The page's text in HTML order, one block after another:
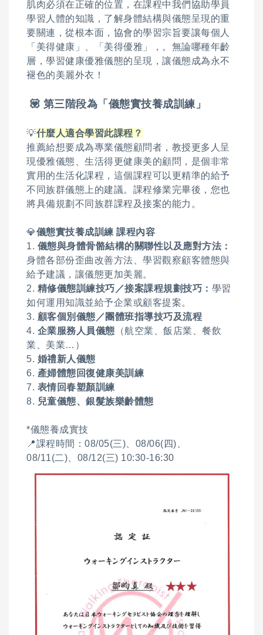
肌肉必須在正確的位置，在課程中我們協助學員
學習人體的知識，了解身體結構與儀態呈現的重
要關連，從根本面，協會的學習宗旨要讓每個人
「美得健康」、「美得優雅」，。無論哪種年齡
層，學習健康優雅儀態的呈現，讓儀態成為永不
褪色的美麗外衣！
💟 第三階段為「儀態實技養成訓練」
💡什麼人適合學習此課程？
推薦給想要成為專業儀態顧問者，教授更多人呈
現優雅儀態、生活得更健康美的顧問，是個非常
實用的生活化課程，這個課程可以更精準的給予
不同族群儀態上的建議。課程修業完畢後，您也
將具備規劃不同族群課程及接案的能力。
💎儀態實技養成訓練 課程內容
1. 儀態與身體骨骼結構的關聯性以及應對方法：
身體各部份歪曲改善方法、學習觀察顧客體態與
給予建議，讓儀態更加美麗。
2. 精修儀態訓練技巧／接案課程規劃技巧： 學習
如何運用知識並給予企業或顧客提案。
3. 顧客個別儀態／團體班指導技巧及流程
4. 企業服務人員儀態 （航空業、飯店業、餐飲
業、美業…）
5. 婚禮新人儀態
6. 產婦體態回復健康美訓練
7. 表情回春塑顏訓練
8. 兒童儀態、銀髮族樂齡體態
*儀態養成實技
📍課程時間：08/05(三)、08/06(四)、
08/11(二)、08/12(三) 10:30-16:30